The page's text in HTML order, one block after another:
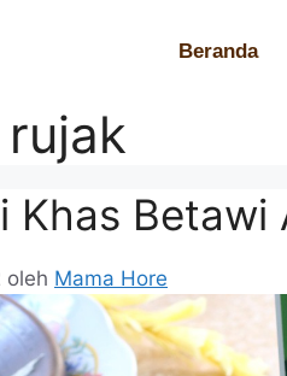
Beranda
Khas Betawi
oleh Mama Hore